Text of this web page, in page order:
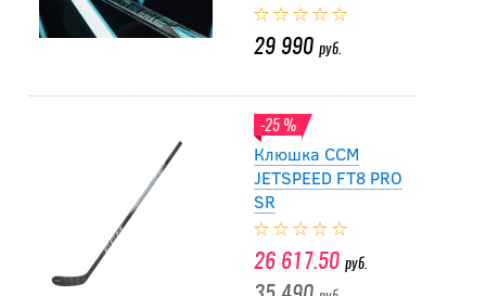
29 990 руб.
-25 %
Клюшка CCM
JETSPEED FT8 PRO
SR
26 617.50 руб.